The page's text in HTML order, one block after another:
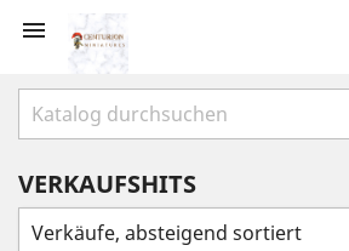

VERKAUFSHITS
Verkäufe, absteigend sortiert